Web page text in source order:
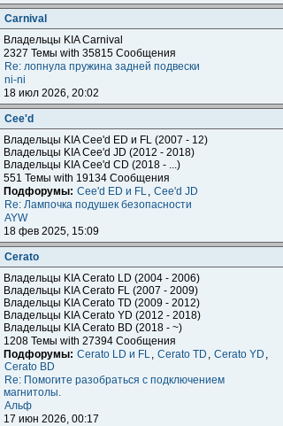
Carnival
Владельцы KIA Carnival
2327 Темы with 35815 Сообщения
Re: лопнула пружина задней подвески
ni-ni
18 июл 2026, 20:02
Cee'd
Владельцы KIA Cee'd ED и FL (2007 - 12)
Владельцы KIA Cee'd JD (2012 - 2018)
Владельцы KIA Cee'd CD (2018 - ...)
551 Темы with 19134 Сообщения
Подфорумы: Cee'd ED и FL, Cee'd JD
Re: Лампочка подушек безопасности
AYW
18 фев 2025, 15:09
Cerato
Владельцы KIA Cerato LD (2004 - 2006)
Владельцы KIA Cerato FL (2007 - 2009)
Владельцы KIA Cerato TD (2009 - 2012)
Владельцы KIA Cerato YD (2012 - 2018)
Владельцы KIA Cerato BD (2018 - ~)
1208 Темы with 27394 Сообщения
Подфорумы: Cerato LD и FL, Cerato TD , Cerato YD ,
Cerato BD
Re: Помогите разобраться с подключением
магнитолы.
Альф
17 июн 2026, 00:17